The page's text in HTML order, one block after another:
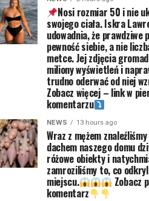
Nosi rozmiar 50 i nie
swojego ciała. Iskra
udowadnia, że prawdziwe
pewność siebie, a nie
metce. Jej zdjęcia
miliony wyświetleń i
trudno oderwać od niej
Zobacz więcej – link w
komentarzu
NEWS 13 hours ago
Wraz z mężem
dachem naszego domu
różowe obiekty i
zamroziliśmy to, co
miejscu. Zobacz
komentarz